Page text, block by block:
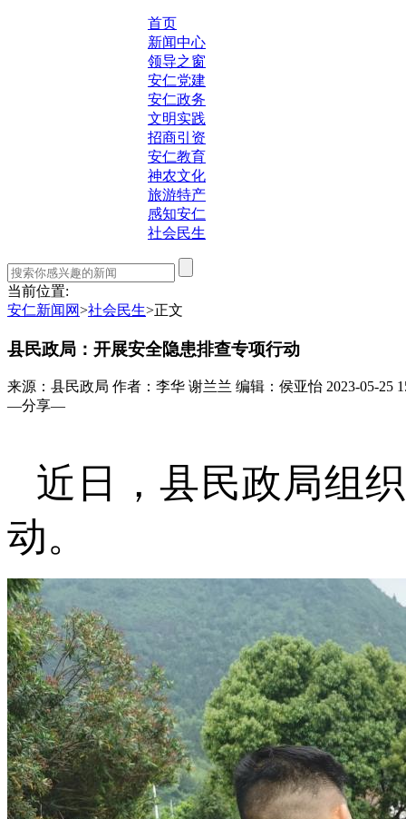
首页
新闻中心
领导之窗
安仁党建
安仁政务
文明实践
招商引资
安仁教育
神农文化
旅游特产
感知安仁
社会民生
当前位置:
安仁新闻网>社会民生>正文
县民政局：开展安全隐患排查专项行动
来源：县民政局 作者：李华 谢兰兰 编辑：侯亚怡 2023-05-25
—分享—
近日，县民政局组
动。